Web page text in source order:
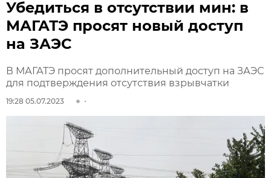
Убедиться в отсутствии мин: в
МАГАТЭ просят новый доступ
на ЗАЭС
В МАГАТЭ просят дополнительный доступ на ЗАЭС
для подтверждения отсутствия взрывчатки
19:28 05.07.2023